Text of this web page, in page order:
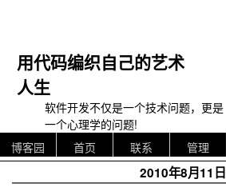
用代码编织自己的艺术
人生
软件开发不仅是一个技术问题，更是
一个心理学的问题!
博客园
首页 联系 管理
2010年8月11日